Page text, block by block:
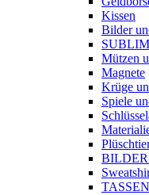
Kissen
Bilder
Mützen
Magnete
Krüge
Spiele
TASSEN